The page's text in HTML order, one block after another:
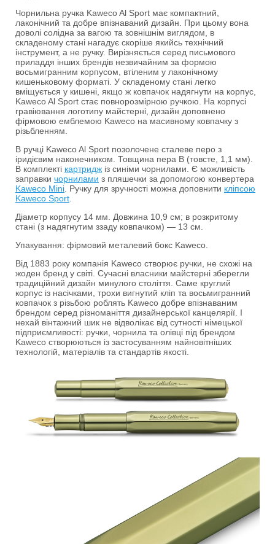
Чорнильна ручка Kaweco Al Sport має компактний,
лаконічний та добре впізнаваний дизайн. При цьому вона
доволі солідна за вагою та зовнішнім виглядом, в
складеному стані нагадує скоріше якийсь технічний
інструмент, а не ручку. Вирізняється серед письмового
приладдя інших брендів незвичайним за формою
восьмигранним корпусом, втіленим у лаконічному
кишеньковому форматі. У складеному стані легко
вміщується у кишені, якщо ж ковпачок надягнути на корпус,
Kaweco Al Sport стає повнорозмірною ручкою. На корпусі
гравіювання логотипу майстерні, дизайн доповнено
фірмовою емблемою Kaweco на масивному ковпачку з
різьбленням.
В ручці Kaweco Al Sport позолочене сталеве перо з
іридієвим наконечником. Товщина пера B (товсте, 1,1 мм).
В комплекті картридж із синіми чорнилами. Є можливість
заправки чорнилами з пляшечки за допомогою конвертера
Kaweco Mini . Ручку для зручності можна доповнити кліпсою
Kaweco Sport
Діаметр корпусу 14 мм. Довжина 10,9 см; в розкритому
стані (з надягнутим ззаду ковпачком) — 13 см.
Упакування: фірмовий металевий бокс Kaweco.
Від 1883 року компанія Kaweco створює ручки, не схожі на
жоден бренд у світі. Сучасні власники майстерні зберегли
традиційний дизайн минулого століття. Саме круглий
корпус із насічками, трохи вигнутий кліп та восьмигранний
ковпачок з різьбою роблять Kaweco добре впізнаваним
брендом серед різноманіття дизайнерської канцелярії. І
нехай вінтажний шик не відволікає від сутності німецької
підприємливості: ручки, чорнила та олівці під брендом
Kaweco створюються із застосуванням найновітніших
технологій, матеріалів та стандартів якості.